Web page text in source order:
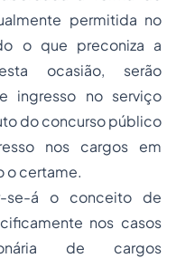
permitida no
o que preconiza a
ocasião, serão
ingresso no serviço
do concurso público
nos cargos em
o certame.
se-á o conceito de
nos casos
de cargos